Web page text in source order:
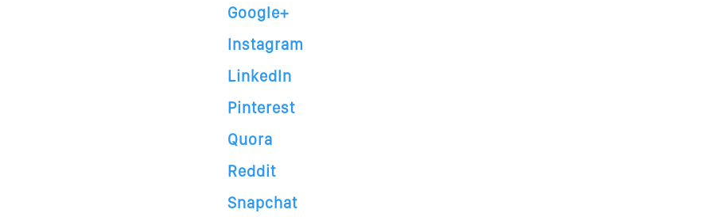
Google+
Instagram
LinkedIn
Pinterest
Quora
Reddit
Snapchat